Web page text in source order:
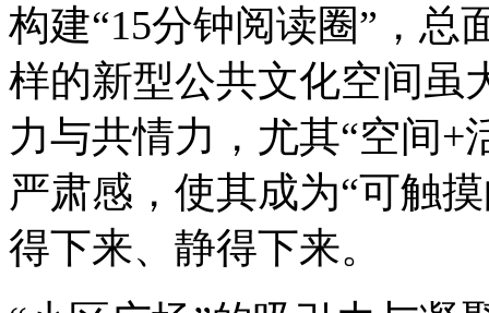
构建“15分钟阅读圈”，总
样的新型公共文化空间虽
力与共情力，尤其“空间+
严肃感，使其成为“可触
得下来、静得下来。